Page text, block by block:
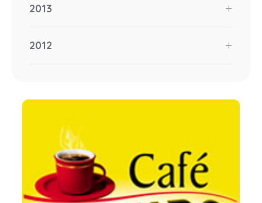
2013
2012